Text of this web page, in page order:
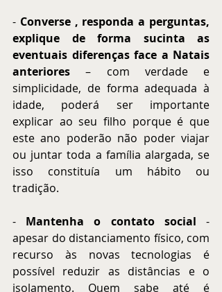
- Converse , responda a perguntas,
explique de forma sucinta as
eventuais diferenças face a Natais
anteriores – com verdade e
simplicidade, de forma adequada à
idade, poderá ser importante
explicar ao seu filho porque é que
este ano poderão não poder viajar
ou juntar toda a família alargada, se
isso constituía um hábito ou
tradição.
- Mantenha o contato social -
apesar do distanciamento físico, com
recurso às novas tecnologias é
possível reduzir as distâncias e o
isolamento. Quem sabe até é